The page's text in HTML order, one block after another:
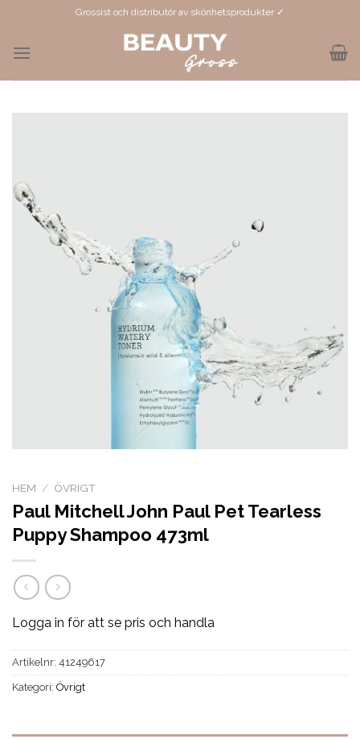
content
Grossist och distributör av skönhetsprodukter ✓
HEM / ÖVRIGT
Paul Mitchell John Paul Pet Tearless
Puppy Shampoo 473ml
Logga in för att se pris och handla
Artikelnr: 41249617
Kategori: Övrigt